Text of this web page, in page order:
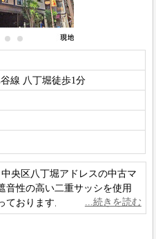
線 八丁堀徒歩1分
央区八丁堀アドレスの中古マ
音性の高い二重サッシを使用
ております。コンシェルジュ
。